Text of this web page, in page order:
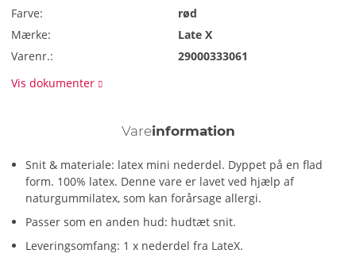
Farve:
rød
Mærke:
Late X
Varenr.:
29000333061
Vis dokumenter
Vareinformation
Snit & materiale: latex mini nederdel. Dyppet på en flad
form. 100% latex. Denne vare er lavet ved hjælp af
naturgummilatex, som kan forårsage allergi.
Passer som en anden hud: hudtæt snit.
Leveringsomfang: 1 x nederdel fra LateX.